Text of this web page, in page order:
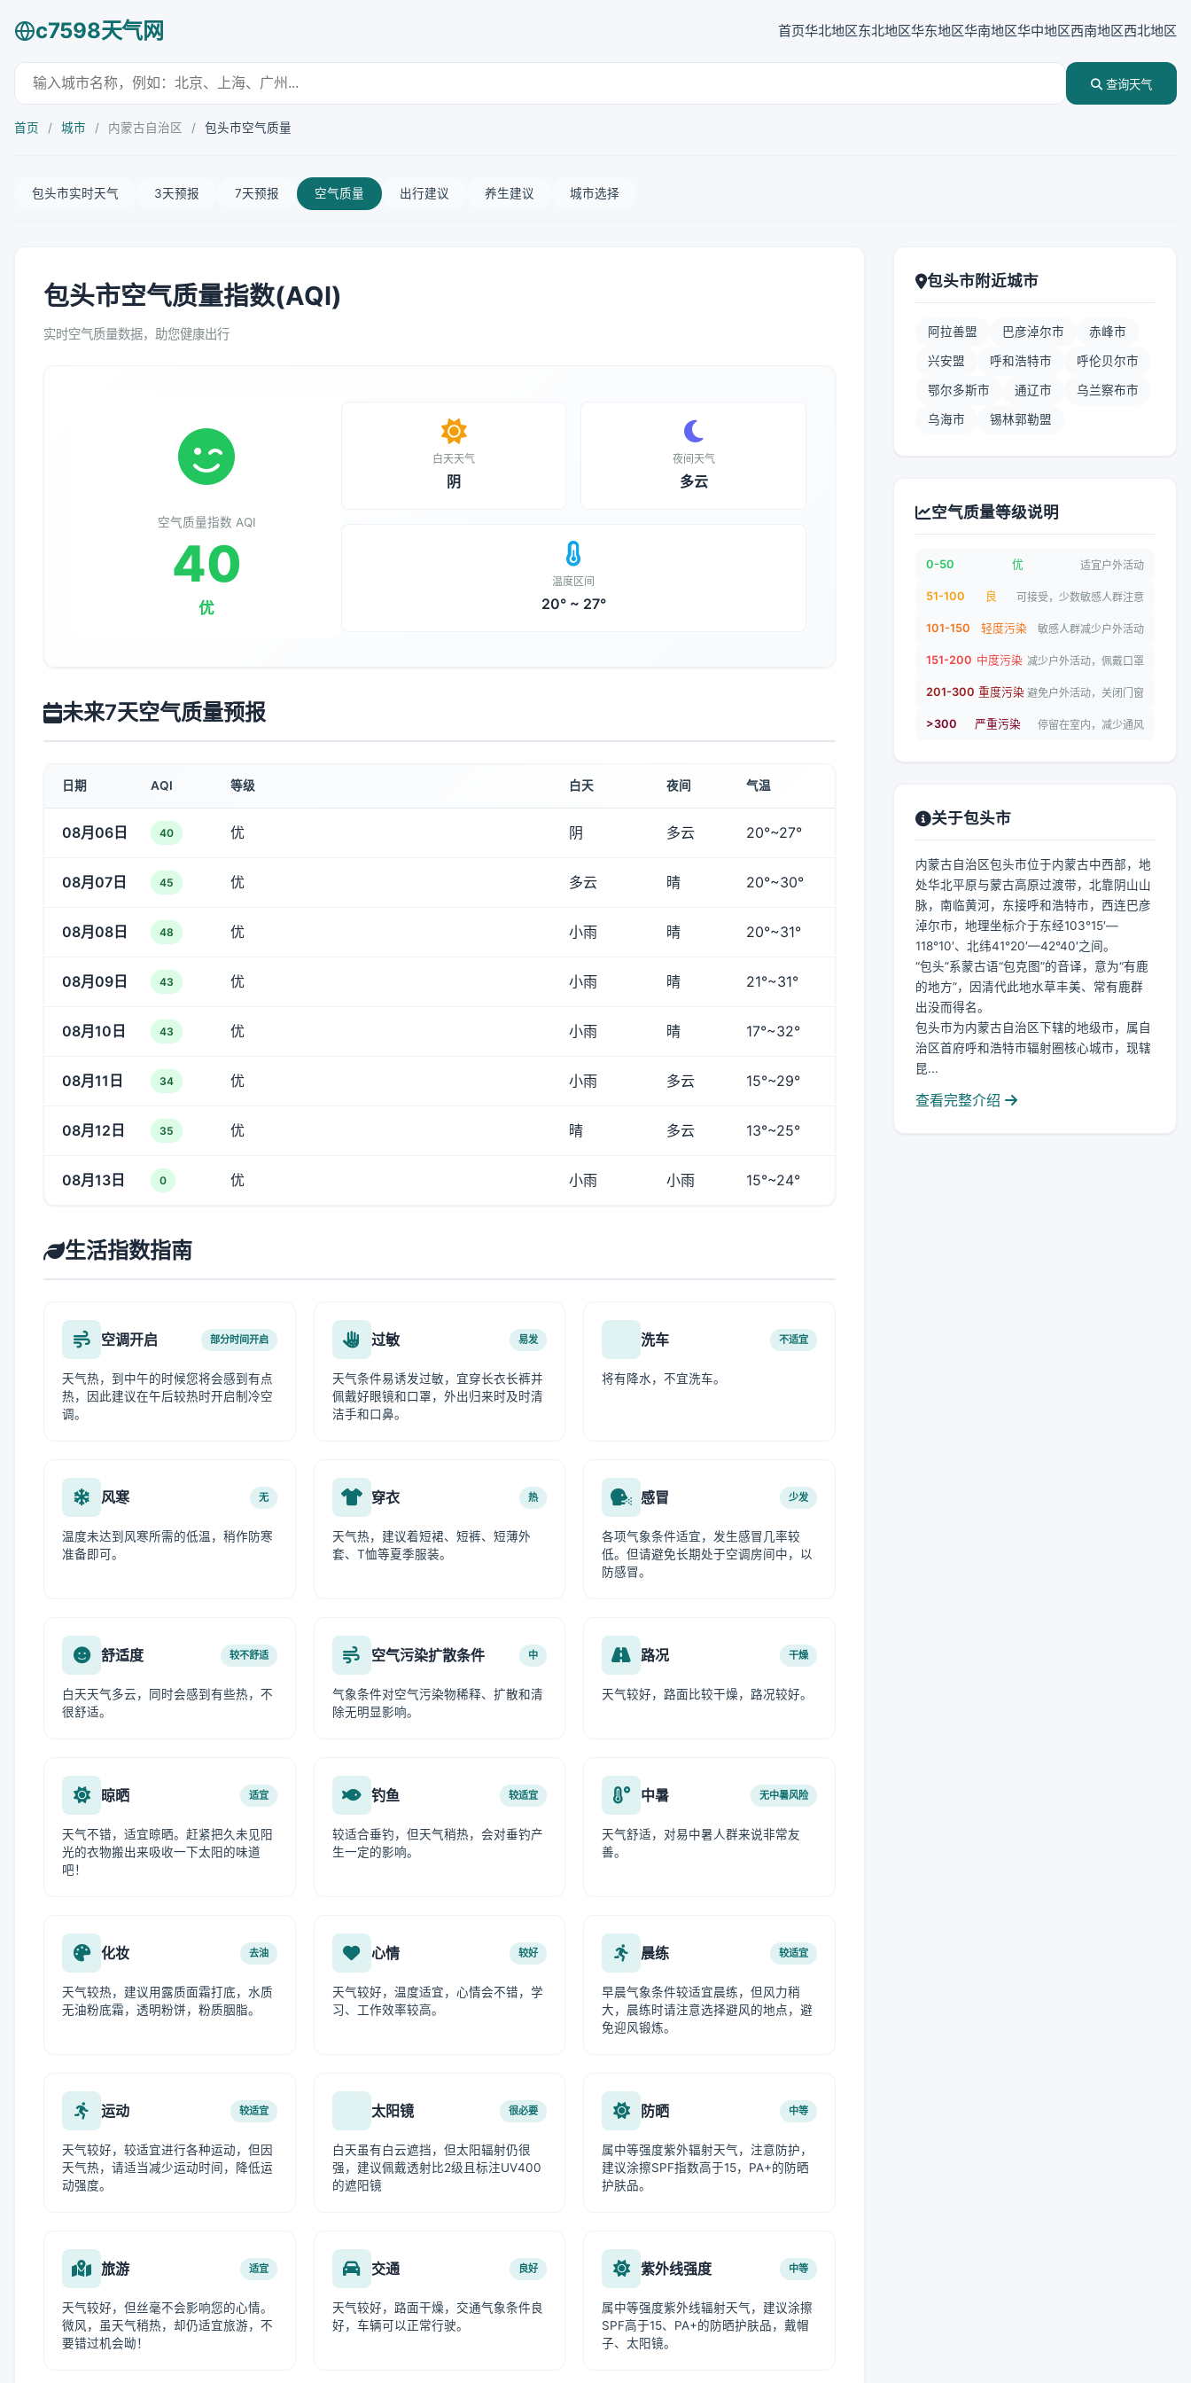
c7598天气网 首页华北地区东北地区华东地区华南地区华中地区西南地区西北地区
查询天气
首页 / 城市 / 内蒙古自治区 / 包头市空气质量
包头市实时天气 3天预报 7天预报 空气质量 出行建议 养生建议 城市选择
包头市空气质量指数(AQI)
实时空气质量数据，助您健康出行
空气质量指数 AQI
40
优
白天天气
阴
夜间天气
多云
温度区间
20° ~ 27°
未来7天空气质量预报
日期 AQI 等级 白天 夜间 气温
08月06日 40 优 阴 多云 20°~27°
08月07日 45 优 多云 晴 20°~30°
08月08日 48 优 小雨 晴 20°~31°
08月09日 43 优 小雨 晴 21°~31°
08月10日 43 优 小雨 晴 17°~32°
08月11日 34 优 小雨 多云 15°~29°
08月12日 35 优 晴 多云 13°~25°
08月13日 0 优 小雨 小雨 15°~24°
生活指数指南
空调开启 部分时间开启
天气热，到中午的时候您将会感到有点
热，因此建议在午后较热时开启制冷空
调。
过敏 易发
天气条件易诱发过敏，宜穿长衣长裤并
佩戴好眼镜和口罩，外出归来时及时清
洁手和口鼻。
洗车 不适宜
将有降水，不宜洗车。
风寒 无
温度未达到风寒所需的低温，稍作防寒
准备即可。
穿衣 热
天气热，建议着短裙、短裤、短薄外
套、T恤等夏季服装。
感冒 少发
各项气象条件适宜，发生感冒几率较
低。但请避免长期处于空调房间中，以
防感冒。
舒适度 较不舒适
白天天气多云，同时会感到有些热，不
很舒适。
空气污染扩散条件 中
气象条件对空气污染物稀释、扩散和清
除无明显影响。
路况 干燥
天气较好，路面比较干燥，路况较好。
晾晒 适宜
天气不错，适宜晾晒。赶紧把久未见阳
光的衣物搬出来吸收一下太阳的味道
吧！
钓鱼 较适宜
较适合垂钓，但天气稍热，会对垂钓产
生一定的影响。
中暑 无中暑风险
天气舒适，对易中暑人群来说非常友
善。
化妆 去油
天气较热，建议用露质面霜打底，水质
无油粉底霜，透明粉饼，粉质胭脂。
心情 较好
天气较好，温度适宜，心情会不错，学
习、工作效率较高。
晨练 较适宜
早晨气象条件较适宜晨练，但风力稍
大，晨练时请注意选择避风的地点，避
免迎风锻炼。
运动 较适宜
天气较好，较适宜进行各种运动，但因
天气热，请适当减少运动时间，降低运
动强度。
太阳镜 很必要
白天虽有白云遮挡，但太阳辐射仍很
强，建议佩戴透射比2级且标注UV400
的遮阳镜
防晒 中等
属中等强度紫外辐射天气，注意防护，
建议涂擦SPF指数高于15，PA+的防晒
护肤品。
旅游 适宜
天气较好，但丝毫不会影响您的心情。
微风，虽天气稍热，却仍适宜旅游，不
要错过机会呦！
交通 良好
天气较好，路面干燥，交通气象条件良
好，车辆可以正常行驶。
紫外线强度 中等
属中等强度紫外线辐射天气，建议涂擦
SPF高于15、PA+的防晒护肤品，戴帽
子、太阳镜。
包头市附近城市
阿拉善盟 巴彦淖尔市 赤峰市
兴安盟 呼和浩特市 呼伦贝尔市
鄂尔多斯市 通辽市 乌兰察布市
乌海市 锡林郭勒盟
空气质量等级说明
0-50 优 适宜户外活动
51-100 良 可接受，少数敏感人群注意
101-150 轻度污染 敏感人群减少户外活动
151-200 中度污染 减少户外活动，佩戴口罩
201-300 重度污染 避免户外活动，关闭门窗
>300 严重污染 停留在室内，减少通风
关于包头市
内蒙古自治区包头市位于内蒙古中西部，地
处华北平原与蒙古高原过渡带，北靠阴山山
脉，南临黄河，东接呼和浩特市，西连巴彦
淖尔市，地理坐标介于东经103°15′—
118°10′、北纬41°20′—42°40′之间。
“包头”系蒙古语“包克图”的音译，意为“有鹿
的地方”，因清代此地水草丰美、常有鹿群
出没而得名。
包头市为内蒙古自治区下辖的地级市，属自
治区首府呼和浩特市辐射圈核心城市，现辖
昆...
查看完整介绍